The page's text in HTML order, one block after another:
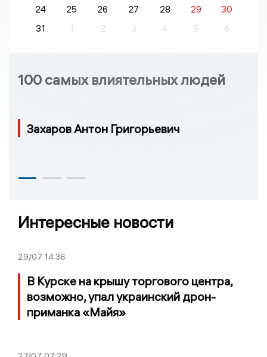
24
25 26 27 28 29
30
31
1 2 3 4 5 6
100 самых влиятельных людей
Захаров Антон Григорьевич
Интересные новости
29/07 14:36
В Курске на крышу торгового центра,
возможно, упал украинский дрон-
приманка «Майя»